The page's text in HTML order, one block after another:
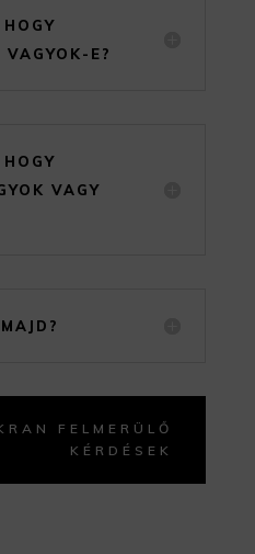
E?
VAGY
FELMERÜLŐ
KÉRDÉSEK